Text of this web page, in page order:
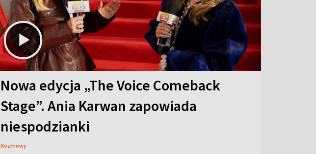
Nowa edycja „The Voice Comeback
Stage”. Ania Karwan zapowiada
niespodzianki
Rozmowy